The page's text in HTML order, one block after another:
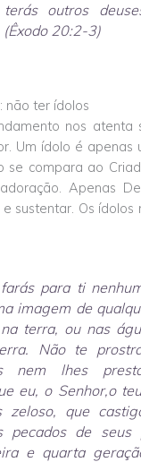
terás outros
(Êxodo 20:2-3)
não ter ídolos
nos atenta
Um ídolo é apenas
se compara ao
Apenas
sustentar. Os
para ti
imagem de
terra, ou nas
Não te
nem lhes
eu, o Senhor,o
zelo­so, que
pecados de
e quarta